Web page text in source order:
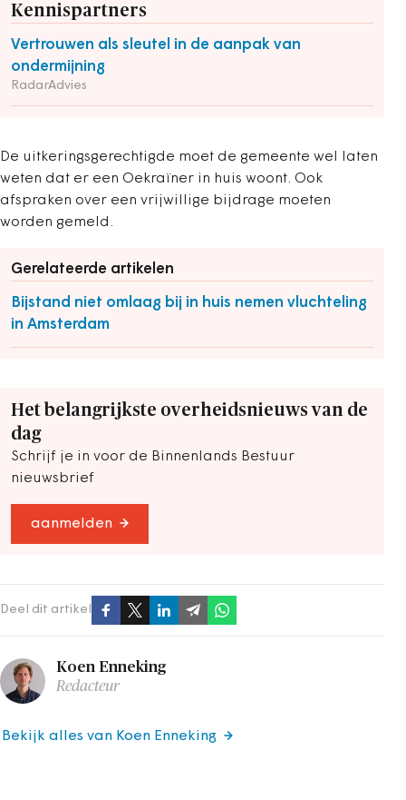
Kennispartners
Vertrouwen als sleutel in de aanpak van
ondermijning
RadarAdvies
De uitkeringsgerechtigde moet de gemeente wel laten
weten dat er een Oekraïner in huis woont. Ook
afspraken over een vrijwillige bijdrage moeten
worden gemeld.
Gerelateerde artikelen
Bijstand niet omlaag bij in huis nemen vluchteling
in Amsterdam
Het belangrijkste overheidsnieuws van de
dag
Schrijf je in voor de Binnenlands Bestuur
nieuwsbrief
aanmelden
Deel dit artikel
Koen Enneking
Redacteur
Bekijk alles van Koen Enneking